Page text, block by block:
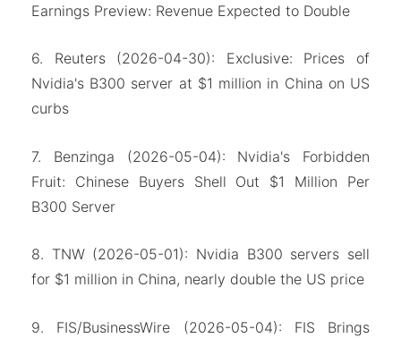
Earnings Preview: Revenue Expected to Double
6. Reuters (2026-04-30): Exclusive: Prices of
Nvidia's B300 server at $1 million in China on US
curbs
7. Benzinga (2026-05-04): Nvidia's Forbidden
Fruit: Chinese Buyers Shell Out $1 Million Per
B300 Server
8. TNW (2026-05-01): Nvidia B300 servers sell
for $1 million in China, nearly double the US price
9. FIS/BusinessWire (2026-05-04): FIS Brings